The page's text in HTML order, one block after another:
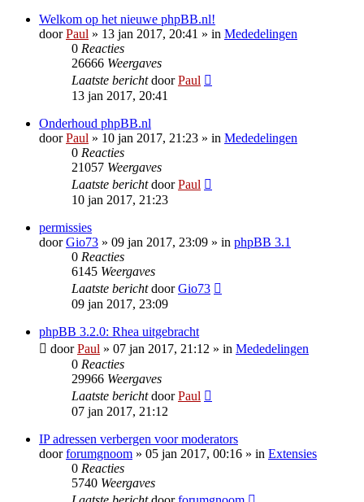
Welkom op het nieuwe phpBB.nl!
doorPaul » 13 jan 2017, 20:41 » in Mededelingen
0 Reacties
26666 Weergaves
Laatste berichtdoorPaul
13 jan 2017, 20:41
Onderhoud phpBB.nl
doorPaul » 10 jan 2017, 21:23 » in Mededelingen
0 Reacties
21057 Weergaves
Laatste berichtdoorPaul
10 jan 2017, 21:23
permissies
doorGio73 » 09 jan 2017, 23:09 » in phpBB 3.1
0 Reacties
6145 Weergaves
Laatste berichtdoorGio73
09 jan 2017, 23:09
phpBB 3.2.0: Rhea uitgebracht
doorPaul » 07 jan 2017, 21:12 » in Mededelingen
0 Reacties
29966 Weergaves
Laatste berichtdoorPaul
07 jan 2017, 21:12
IP adressen verbergen voor moderators
doorforumgnoom » 05 jan 2017, 00:16 » in Extensies
0 Reacties
5740 Weergaves